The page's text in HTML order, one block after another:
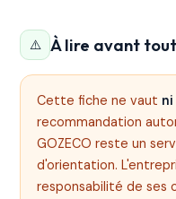
⚠️ À lire avant
Cette fiche ne vaut
recommandation
GOZECO reste un
d'orientation.
responsabilité de ses